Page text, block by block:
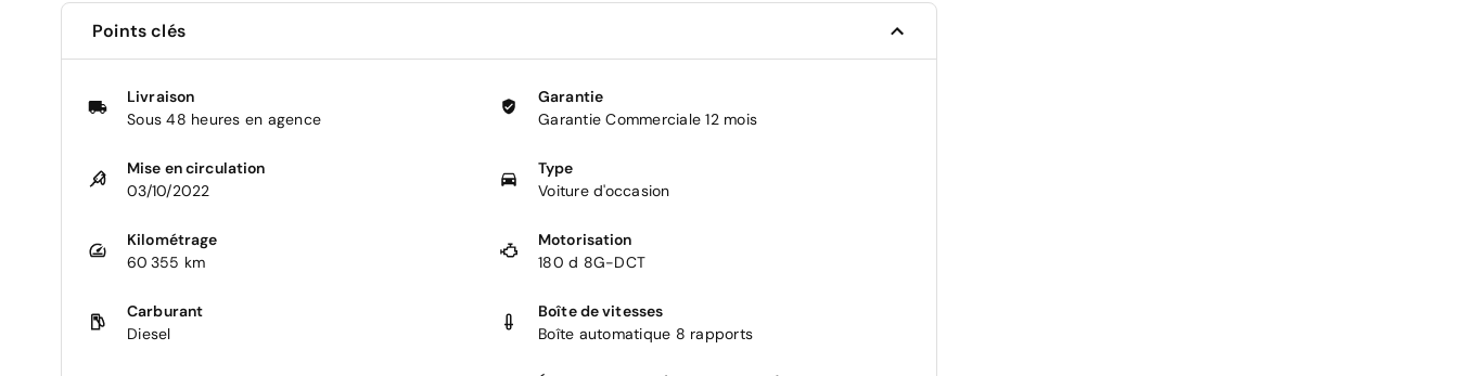
Points clés
Livraison
Sous 48 heures en agence
Garantie
Garantie Commerciale 12 mois
Mise en circulation
03/10/2022
Type
Voiture d'occasion
Kilométrage
60 355 km
Motorisation
180 d 8G-DCT
Carburant
Diesel
Boîte de vitesses
Boîte automatique 8 rapports